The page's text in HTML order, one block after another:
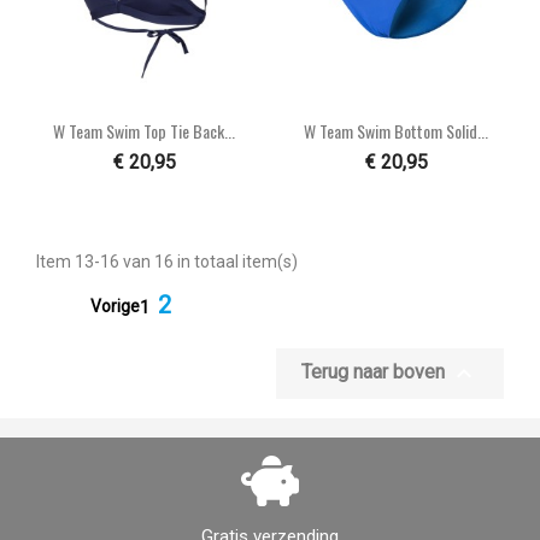
W Team Swim Top Tie Back...
€ 20,95
W Team Swim Bottom Solid...
€ 20,95
Item 13-16 van 16 in totaal item(s)
Vorige1 2
Terug naar boven